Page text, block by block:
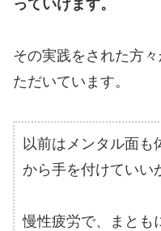
っていけます。
その実践をされた方
ただいています。
以前はメンタル面も
から手を付けていい
慢性疲労で、まとも